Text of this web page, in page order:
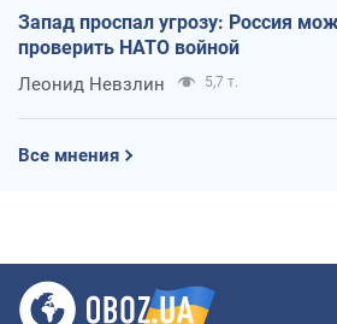
Запад проспал угрозу: Россия
проверить НАТО войной
Леонид Невзлин 5,7 т.
Все мнения